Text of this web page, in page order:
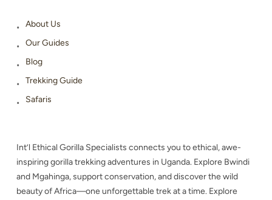
About Us
Our Guides
Blog
Trekking Guide
Safaris
Int’l Ethical Gorilla Specialists connects you to ethical, awe-
inspiring gorilla trekking adventures in Uganda. Explore Bwindi
and Mgahinga, support conservation, and discover the wild
beauty of Africa—one unforgettable trek at a time. Explore